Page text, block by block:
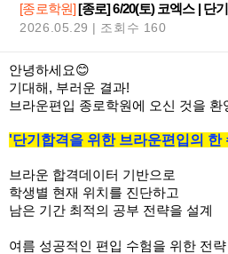
[종로학원][종로] 6/20(토) 코엑스 | 단
2026.05.29 | 조회수 160
안녕하세요😊
기대해, 부러운 결과!
브라운편입 종로학원에 오신 것을 환
'단기합격을 위한 브라운편입의 한
브라운 합격데이터 기반으로
학생별 현재 위치를 진단하고
남은 기간 최적의 공부 전략을 설계
여름 성공적인 편입 수험을 위한 전략